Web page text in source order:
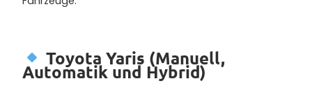
Toyota Yaris (Manuell,
Automatik und Hybrid)